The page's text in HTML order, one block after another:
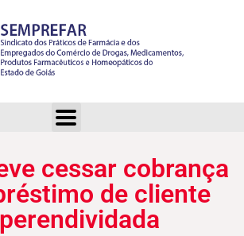
cessar cobrança
de cliente